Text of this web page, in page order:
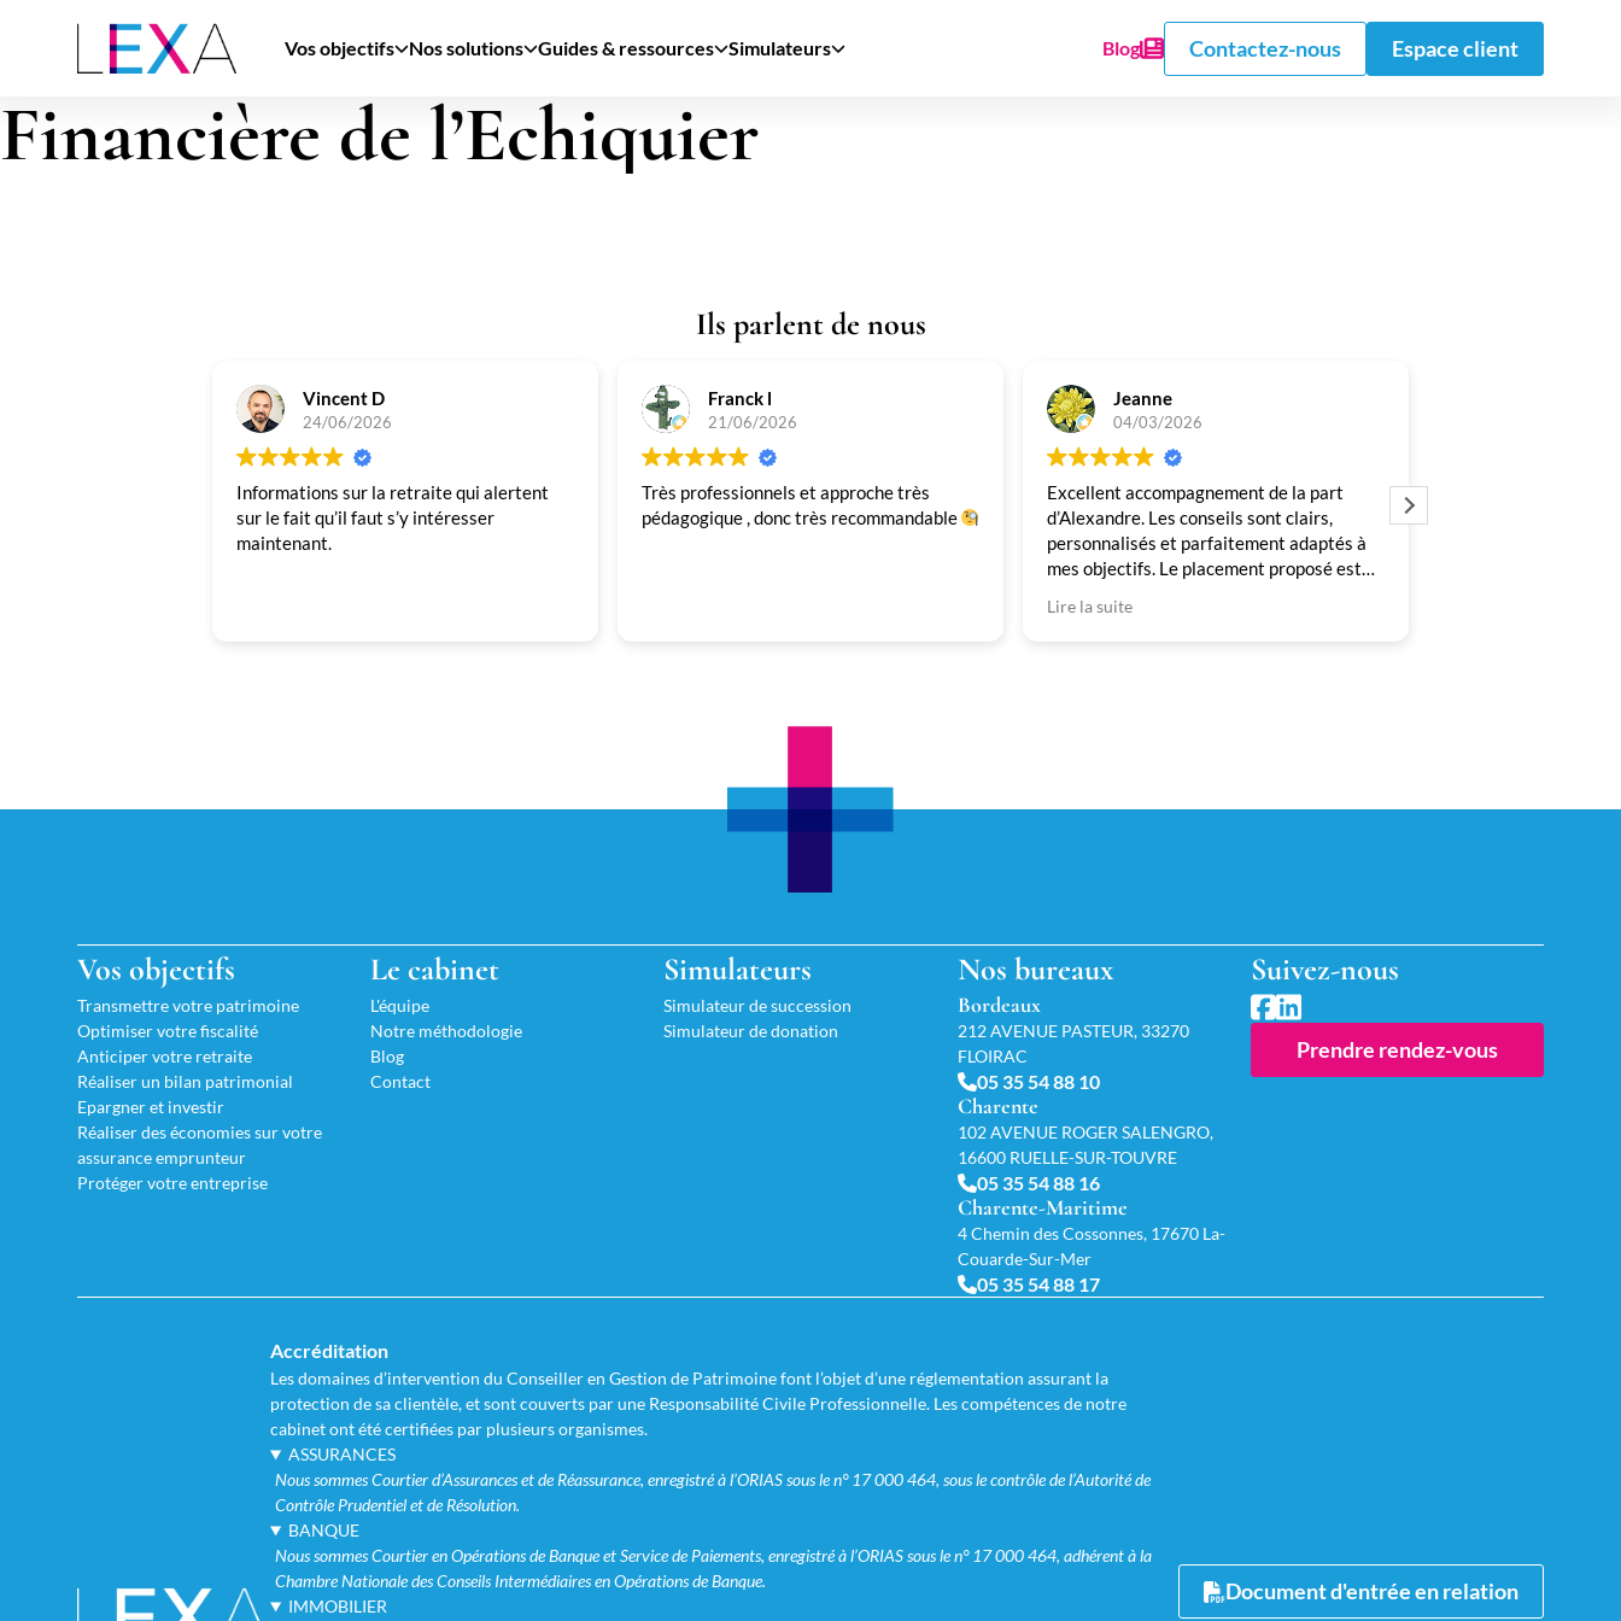
Vos objectifs Nos solutions Guides & ressources Simulateurs Blog Contactez-nous Espace client
Financière de l’Echiquier
Ils parlent de nous
Vincent D
24/06/2026
Informations sur la retraite qui alertent
sur le fait qu’il faut s’y intéresser
maintenant.
Franck l
21/06/2026
Très professionnels et approche très
pédagogique , donc très recommandable
Jeanne
04/03/2026
Excellent accompagnement de la part
d’Alexandre. Les conseils sont clairs,
personnalisés et parfaitement adaptés à
mes objectifs. Le placement proposé est
qualité. Une approche professionnelle en
Lire la suite
Vos objectifs
Transmettre votre patrimoine
Optimiser votre fiscalité
Anticiper votre retraite
Réaliser un bilan patrimonial
Epargner et investir
Réaliser des économies sur votre
assurance emprunteur
Protéger votre entreprise
Le cabinet
L'équipe
Notre méthodologie
Blog
Contact
Simulateurs
Simulateur de succession
Simulateur de donation
Nos bureaux
Bordeaux
212 AVENUE PASTEUR, 33270
FLOIRAC
05 35 54 88 10
Charente
102 AVENUE ROGER SALENGRO,
16600 RUELLE-SUR-TOUVRE
05 35 54 88 16
Charente-Maritime
4 Chemin des Cossonnes, 17670 La-
Couarde-Sur-Mer
05 35 54 88 17
Suivez-nous
Prendre rendez-vous
Accréditation
Les domaines d’intervention du Conseiller en Gestion de Patrimoine font l’objet d’une réglementation assurant la
protection de sa clientèle, et sont couverts par une Responsabilité Civile Professionnelle. Les compétences de notre
cabinet ont été certifiées par plusieurs organismes.
ASSURANCES
Nous sommes Courtier d’Assurances et de Réassurance, enregistré à l’ORIAS sous le n° 17 000 464, sous le contrôle de l’Autorité de
Contrôle Prudentiel et de Résolution.
BANQUE
Nous sommes Courtier en Opérations de Banque et Service de Paiements, enregistré à l’ORIAS sous le n° 17 000 464, adhérent à la
Chambre Nationale des Conseils Intermédiaires en Opérations de Banque.
IMMOBILIER
Document d'entrée en relation